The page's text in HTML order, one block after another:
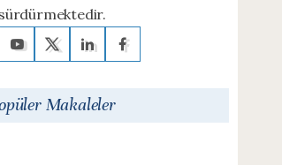
sürdürmektedir.
Makaleler